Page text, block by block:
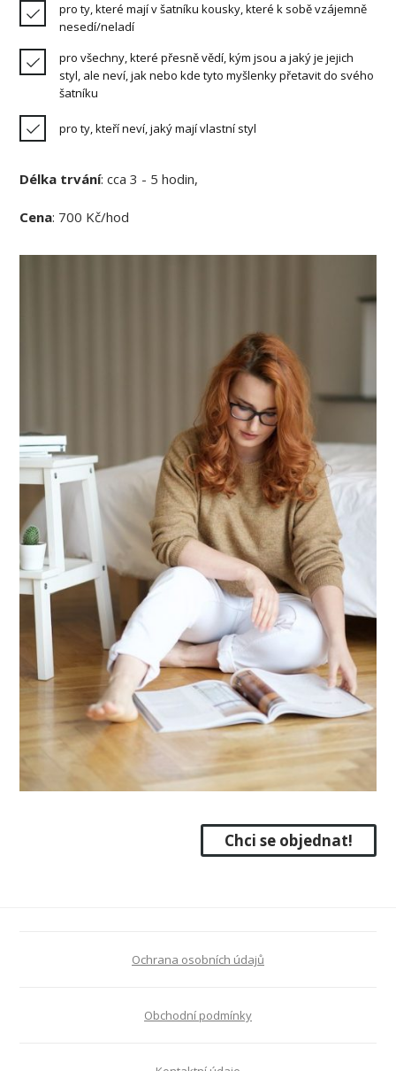
pro ty, které mají v šatníku kousky, které k sobě vzájemně
nesedí/neladí
pro všechny, které přesně vědí, kým jsou a jaký je jejich
styl, ale neví, jak nebo kde tyto myšlenky přetavit do svého
šatníku
pro ty, kteří neví, jaký mají vlastní styl
Délka trvání: cca 3 - 5 hodin,
Cena: 700 Kč/hod
Chci se objednat!
Ochrana osobních údajů
Obchodní podmínky